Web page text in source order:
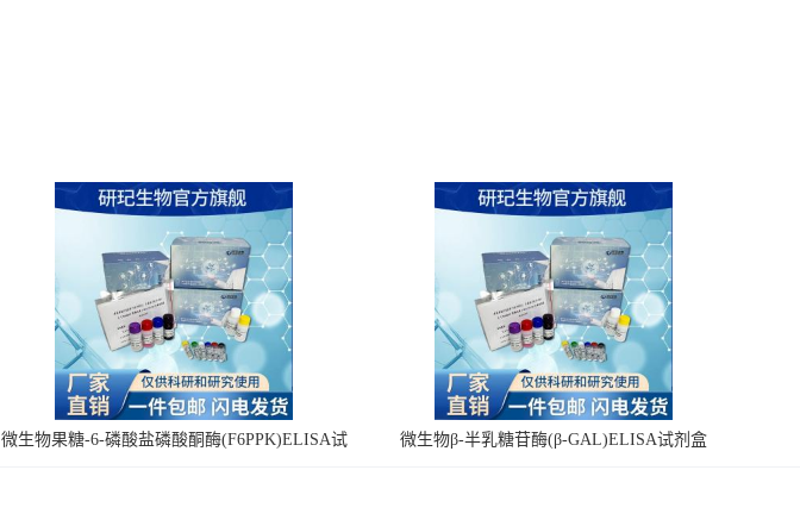
微生物果糖-6-磷酸盐磷酸酮酶(F6PPK)ELISA试
微生物β-半乳糖苷酶(β-GAL)ELISA试剂盒